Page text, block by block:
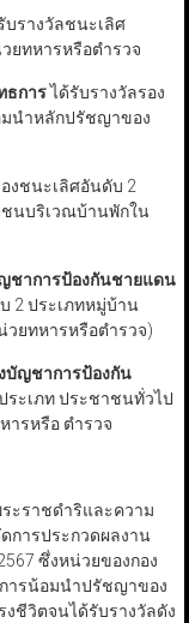
บรางวัลชนะเลิศ
ยทหารหรือตำรวจ
ธการได้รับรางวัลรอง
นำหลักปรัชญาของ
งชนะเลิศอันดับ 2
ชนบริเวณบ้านพักใน
ชาการป้องกันชายแดน
2 ประเภทหมู่บ้าน
วยทหารหรือตำรวจ)
บัญชาการป้องกัน
ระเภท ประชาชนทั่วไป
ารหรือ ตำรวจ
ะราชดำริและความ
การประกวดผลงาน
ซึ่งหน่วยของกอง
ารน้อมนำปรัชญาของ
งชีวิตจนได้รับรางวัลดัง